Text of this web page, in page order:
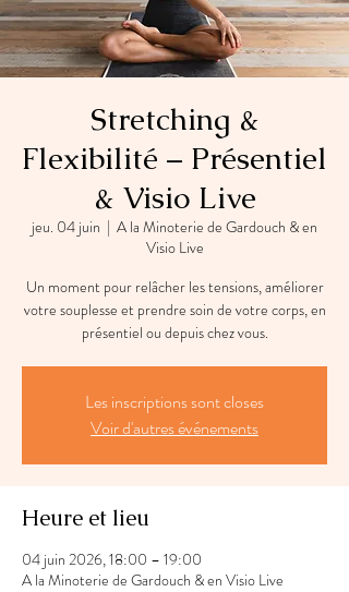
Stretching &
Flexibilité – Présentiel
& Visio Live
jeu. 04 juin
  |
A la Minoterie de Gardouch & en
Visio Live
Un moment pour relâcher les tensions, améliorer
votre souplesse et prendre soin de votre corps, en
présentiel ou depuis chez vous.
Les inscriptions sont closes
Voir d'autres événements
Heure et lieu
04 juin 2026, 18:00 – 19:00
A la Minoterie de Gardouch & en Visio Live